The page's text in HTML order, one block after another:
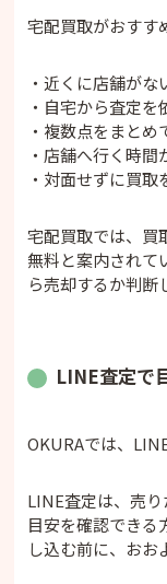
宅配買取がおすす
・近くに店舗がな
・自宅から査定を
・複数点をまとめ
・店舗へ行く時間
・対面せずに買取
宅配買取では、買
無料と案内されて
ら売却するか判断
LINE査定で
OKURAでは、
LINE査定は、売
目安を確認できる
し込む前に、おお